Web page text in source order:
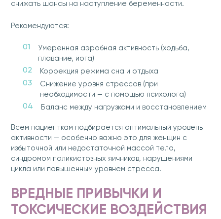
снижать шансы на наступление беременности.
Рекомендуются:
Умеренная аэробная активность (ходьба,
плавание, йога)
Коррекция режима сна и отдыха
Снижение уровня стрессов (при
необходимости — с помощью психолога)
Баланс между нагрузками и восстановлением
Всем пациенткам подбирается оптимальный уровень
активности — особенно важно это для женщин с
избыточной или недостаточной массой тела,
синдромом поликистозных яичников, нарушениями
цикла или повышенным уровнем стресса.
ВРЕДНЫЕ ПРИВЫЧКИ И
ТОКСИЧЕСКИЕ ВОЗДЕЙСТВИЯ